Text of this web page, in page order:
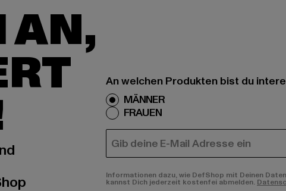
AN,
An welchen Produkten bist du
MÄNNER
FRAUEN
E-MAIL
Informationen dazu, wie DefShop mit Deinen
kannst Dich jederzeit kostenfei abmelden.